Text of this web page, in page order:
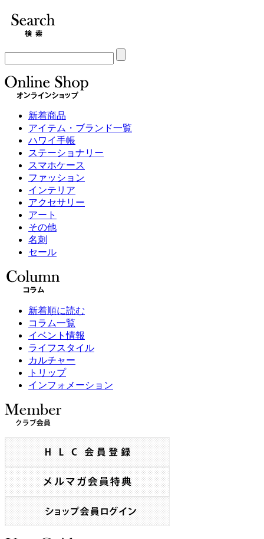
新着商品
アイテム・ブランド一覧
ハワイ手帳
ステーショナリー
スマホケース
ファッション
インテリア
アクセサリー
アート
その他
名刺
セール
新着順に読む
コラム一覧
イベント情報
ライフスタイル
カルチャー
トリップ
インフォメーション